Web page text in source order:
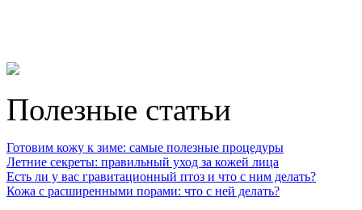
Полезные статьи
Готовим кожу к зиме: самые полезные процедуры
Летние секреты: правильный уход за кожей лица
Есть ли у вас гравитационный птоз и что с ним делать?
Кожа с расширенными порами: что с ней делать?